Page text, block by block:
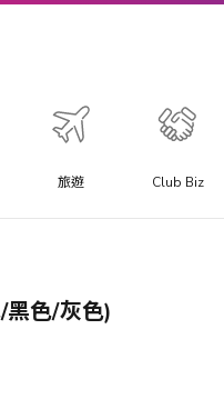
旅遊 Club Biz
色/灰色)